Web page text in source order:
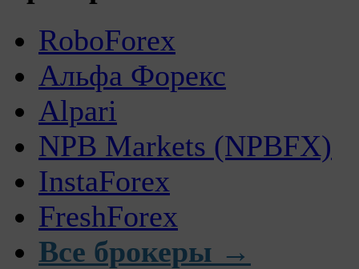
RoboForex
Альфа Форекс
Alpari
NPB Markets (NPBFX)
InstaForex
FreshForex
Все брокеры →